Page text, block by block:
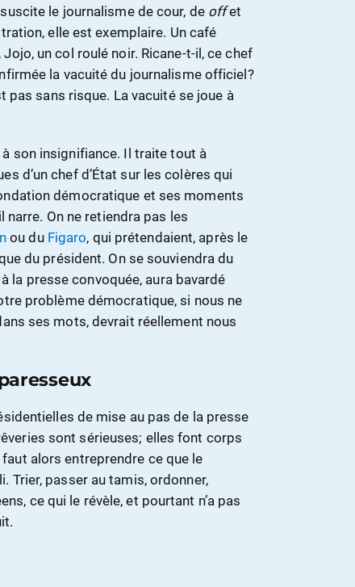
le journalisme de cour, de offet
elle est exemplaire. Un café
un col roulé noir. Ricane-t-il, ce chef
la vacuité du journalisme officiel?
pas sans risque. La vacuité se joue à
son insignifiance. Il traite tout à
d’un chef d’État sur les colères qui
démocratique et ses moments
narre. On ne retiendra pas les
ou du Figaro, qui prétendaient, après le
du président. On se souviendra du
la presse convoquée, aura bavardé
problème démocratique, si nous ne
ses mots, devrait réellement nous
de mise au pas de la presse
sont sérieuses; elles font corps
alors entreprendre ce que le
Trier, passer au tamis, ordonner,
ce qui le révèle, et pourtant n’a pas